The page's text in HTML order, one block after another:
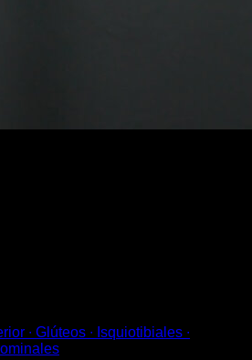
∙ Glúteos ∙ Isquiotibiales ∙